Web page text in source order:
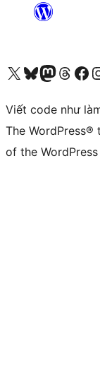
Truy cập tài khoản X (trước đây là Twitter) của chúng tôiVisit our Bluesky account
Visit our Mastodon
Visit ourXem trang Facebook của chúng tôiTruy cập
Viết code như
The
of the